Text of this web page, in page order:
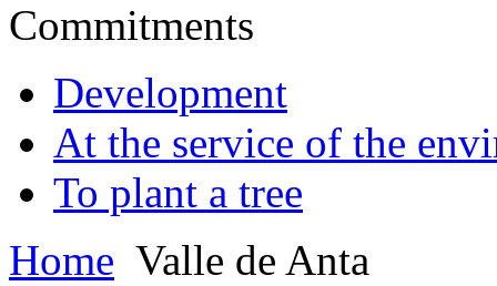
Commitments
Development
At the service of the
To plant a tree
Home Valle de Anta